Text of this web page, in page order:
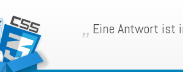
Eine Antwort ist